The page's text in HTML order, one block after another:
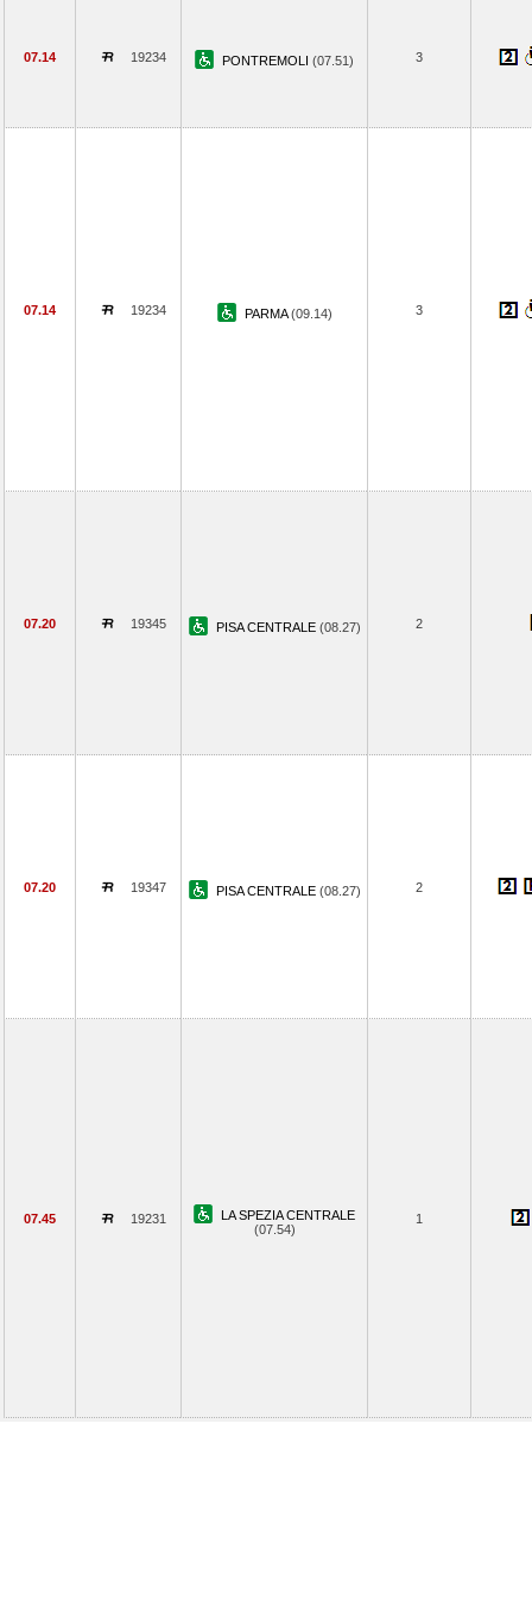
07.14 19234 PONTREMOLI (07.51) 3
07.14 19234 PARMA(09.14) 3
07.20 19345 PISA CENTRALE (08.27) 2
07.20 19347 PISA CENTRALE (08.27) 2
07.45 19231
LA SPEZIA CENTRALE
(07.54)
1